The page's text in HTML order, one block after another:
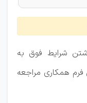
شرایط فوق به
همکاری مراجعه